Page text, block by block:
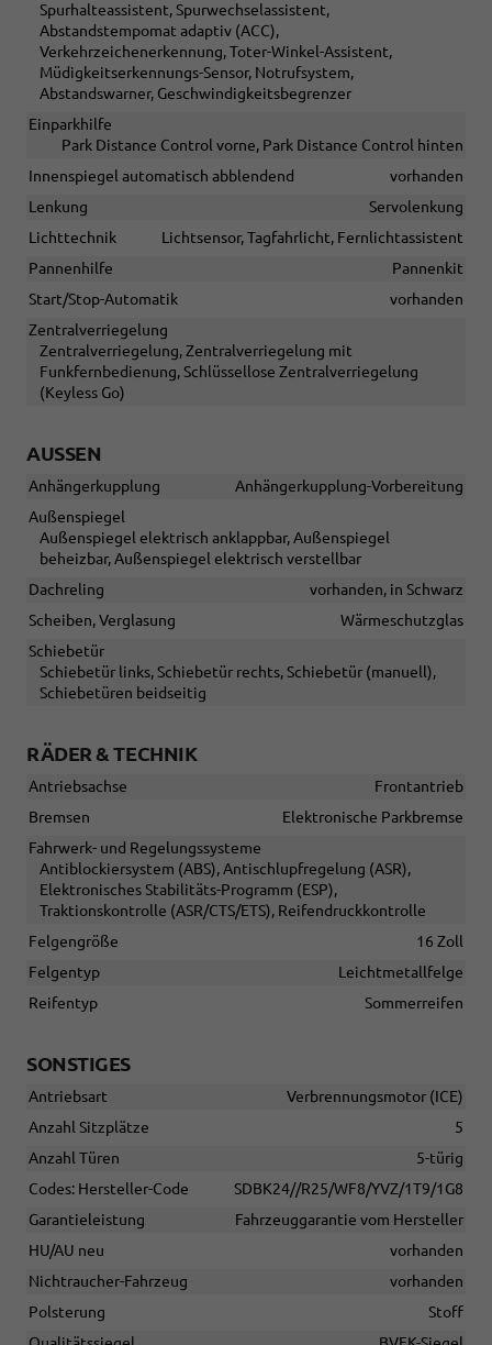
Spurhalteassistent, Spurwechselassistent,
Abstandstempomat adaptiv (ACC),
Verkehrzeichenerkennung, Toter-Winkel-Assistent,
Müdigkeitserkennungs-Sensor, Notrufsystem,
Abstandswarner, Geschwindigkeitsbegrenzer
Einparkhilfe
Park Distance Control vorne, Park Distance Control hinten
Innenspiegel automatisch abblendend
vorhanden
Lenkung
Servolenkung
Lichttechnik
Lichtsensor, Tagfahrlicht, Fernlichtassistent
Pannenhilfe
Pannenkit
Start/Stop-Automatik
vorhanden
Zentralverriegelung
Zentralverriegelung, Zentralverriegelung mit
Funkfernbedienung, Schlüssellose Zentralverriegelung
(Keyless Go)
AUSSEN
Anhängerkupplung
Anhängerkupplung-Vorbereitung
Außenspiegel
Außenspiegel elektrisch anklappbar, Außenspiegel
beheizbar, Außenspiegel elektrisch verstellbar
Dachreling
vorhanden, in Schwarz
Scheiben, Verglasung
Wärmeschutzglas
Schiebetür
Schiebetür links, Schiebetür rechts, Schiebetür (manuell),
Schiebetüren beidseitig
RÄDER & TECHNIK
Antriebsachse
Frontantrieb
Bremsen
Elektronische Parkbremse
Fahrwerk- und Regelungssysteme
Antiblockiersystem (ABS), Antischlupfregelung (ASR),
Elektronisches Stabilitäts-Programm (ESP),
Traktionskontrolle (ASR/CTS/ETS), Reifendruckkontrolle
Felgengröße
16 Zoll
Felgentyp
Leichtmetallfelge
Reifentyp
Sommerreifen
SONSTIGES
Antriebsart
Verbrennungsmotor (ICE)
Anzahl Sitzplätze
5
Anzahl Türen
5-türig
Codes: Hersteller-Code
SDBK24//R25/WF8/YVZ/1T9/1G8
Garantieleistung
Fahrzeuggarantie vom Hersteller
HU/AU neu
vorhanden
Nichtraucher-Fahrzeug
vorhanden
Polsterung
Stoff